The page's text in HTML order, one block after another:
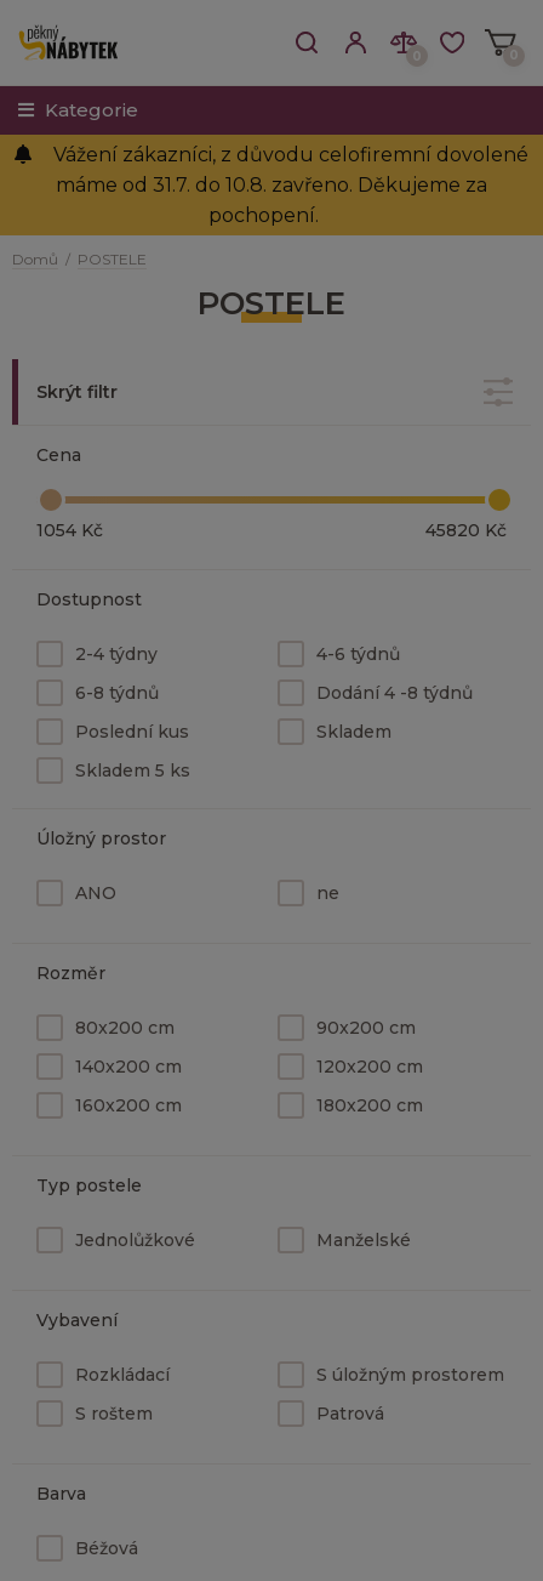
0
0
Kategorie
Vážení zákazníci, z důvodu celofiremní dovolené
máme od 31.7. do 10.8. zavřeno. Děkujeme za
pochopení.
Domů / POSTELE
POSTELE
Skrýt filtr
Cena
1054 Kč 45820 Kč
Dostupnost
2-4 týdny
4-6 týdnů
6-8 týdnů
Dodání 4 -8 týdnů
Poslední kus
Skladem
Skladem 5 ks
Úložný prostor
ANO ne
Rozměr
80x200 cm
90x200 cm
140x200 cm
120x200 cm
160x200 cm
180x200 cm
Typ postele
Jednolůžkové Manželské
Vybavení
Rozkládací
S úložným prostorem
S roštem
Patrová
Barva
Béžová